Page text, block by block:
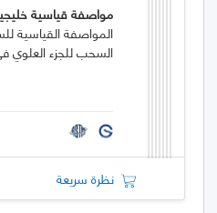
مواصفة قياسية
المواصفة القياسية
السحب للجزء العلوي
نظرة سريعة